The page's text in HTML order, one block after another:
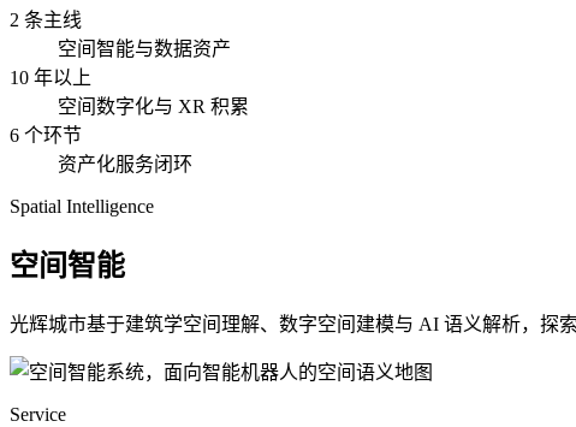
2 条主线
空间智能与数据资产
10 年以上
空间数字化与 XR 积累
6 个环节
资产化服务闭环
Spatial Intelligence
空间智能
光辉城市基于建筑学空间理解、数字空间建模与 AI 语义解析，探
Service